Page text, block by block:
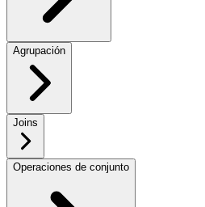
Agrupación
Joins
Operaciones de conjunto